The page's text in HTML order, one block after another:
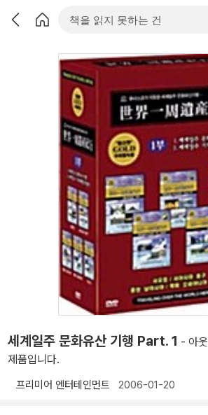
세계일주 문화유산 기행 Part. 1 - 아
제품입니다.
프리미어 엔터테인먼트 2006-01-20